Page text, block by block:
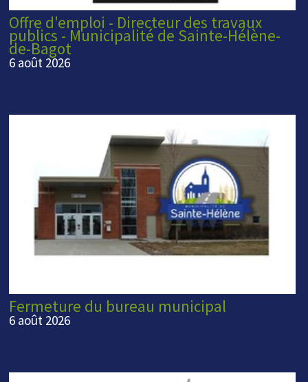
Offre d'emploi - Directeur des travaux
publics - Municipalité de Sainte-Hélène-
de-Bagot
6 août 2026
Fermeture du bureau municipal
6 août 2026